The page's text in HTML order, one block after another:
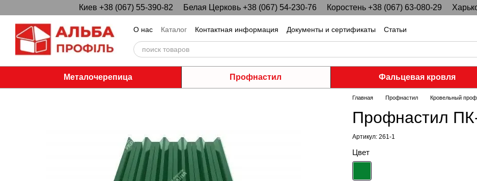
Перейти к основному контентуКиев +38 (067) 55-390-82 Белая Церковь +38 (067) 54-230-76 Коростень +38 (067) 63-080-29
О нас Каталог Контактная информация Документы и сертификаты Статьи
Металочерепица Профнастил Фальцевая кровля
Главная Профнастил Кровельный
Профнастил
Артикул: 261-1
Цвет